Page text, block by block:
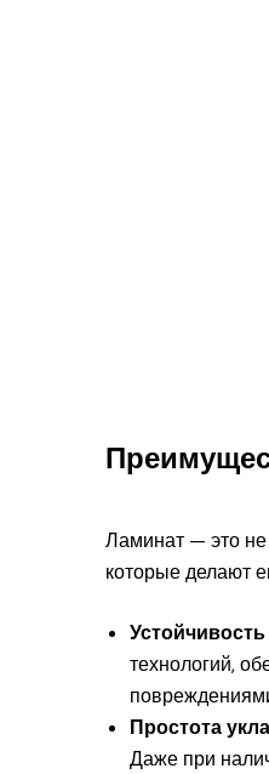
Ламинат — это не
которые делают
технологий,
Простота
Даже при